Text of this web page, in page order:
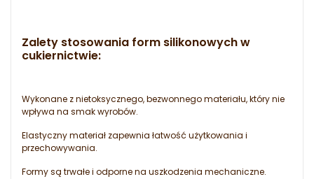
Zalety stosowania form silikonowych w
cukiernictwie:
Wykonane z nietoksycznego, bezwonnego materiału, który nie
wpływa na smak wyrobów.
Elastyczny materiał zapewnia łatwość użytkowania i
przechowywania.
Formy są trwałe i odporne na uszkodzenia mechaniczne.